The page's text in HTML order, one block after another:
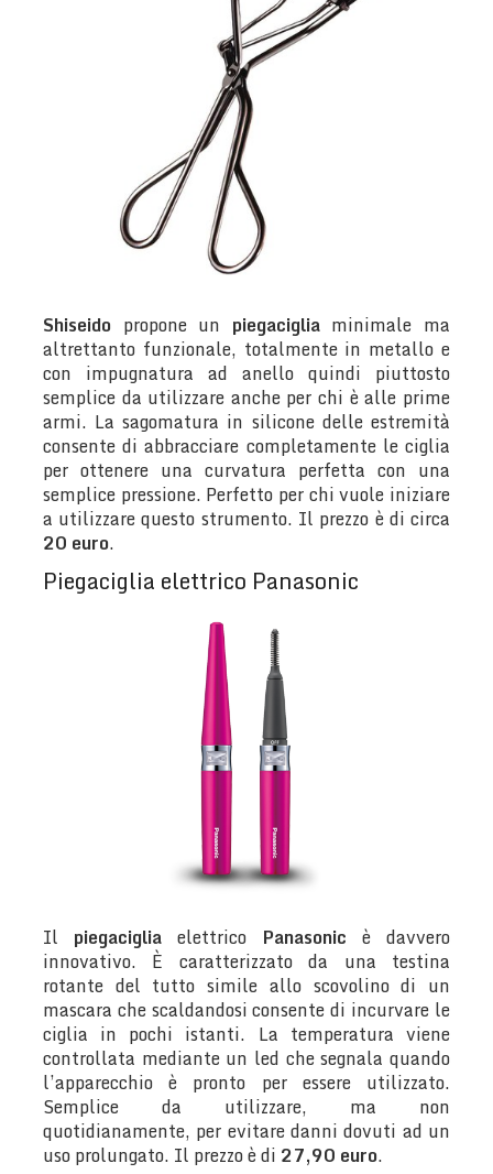
Shiseidopropone un piegacigliaminimale ma
altrettanto funzionale, totalmente in metallo e
con impugnatura ad anello quindi piuttosto
semplice da utilizzare anche per chi è alle prime
armi. La sagomatura in silicone delle estremità
consente di abbracciare completamente le ciglia
per ottenere una curvatura perfetta con una
semplice pressione. Perfetto per chi vuole iniziare
a utilizzare questo strumento. Il prezzo è di circa
20 euro.
Piegaciglia elettrico Panasonic
Il piegaciglia elettrico Panasonic è davvero
innovativo. È caratterizzato da una testina
rotante del tutto simile allo scovolino di un
mascara che scaldandosi consente di incurvare le
ciglia in pochi istanti. La temperatura viene
controllata mediante un led che segnala quando
l’apparecchio è pronto per essere utilizzato.
Semplice da utilizzare, ma non
quotidianamente, per evitare danni dovuti ad un
uso prolungato. Il prezzo è di 27,90 euro.